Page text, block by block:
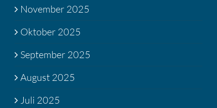
November 2025
Oktober 2025
September 2025
August 2025
Juli 2025